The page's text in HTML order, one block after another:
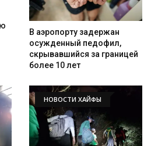
В аэропорту задержан
осужденный педофил,
скрывавшийся за границей
более 10 лет
НОВОСТИ ХАЙФЫ